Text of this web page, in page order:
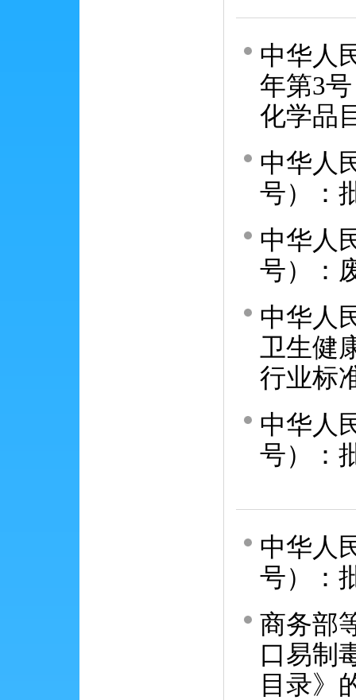
中华人
年第3
化学品
中华人
号）：
中华人
号）：
中华人
卫生健
行业标
中华人
号）：
中华人
号）：
商务部
口易制
目录》